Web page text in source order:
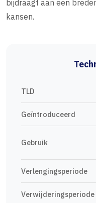
bijdraagt aan een
kansen.
TLD
Geïntroduceerd
Gebruik
Verlengingsperiode
Verwijderingsperiode